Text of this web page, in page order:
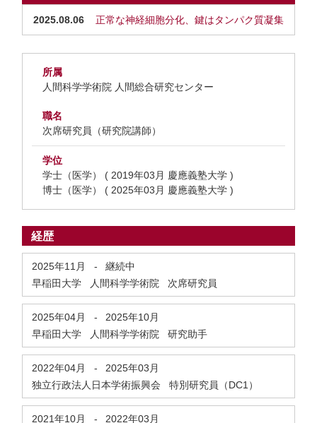
2025.08.06 正常な神経細胞分化、鍵はタンパク質凝集
所属
人間科学学術院 人間総合研究センター
職名
次席研究員（研究院講師）
学位
学士（医学） ( 2019年03月 慶應義塾大学 )
博士（医学） ( 2025年03月 慶應義塾大学 )
経歴
2025年11月 -
継続中
早稲田大学 人間科学学術院 次席研究員
2025年04月 -
2025年10月
早稲田大学 人間科学学術院 研究助手
2022年04月 -
2025年03月
独立行政法人日本学術振興会 特別研究員（DC1）
2021年10月 -
2022年03月